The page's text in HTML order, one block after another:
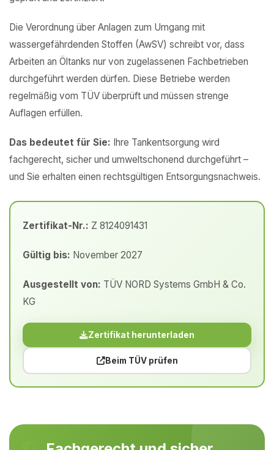
Die Verordnung über Anlagen zum Umgang mit
wassergefährdenden Stoffen (AwSV) schreibt vor, dass
Arbeiten an Öltanks nur von zugelassenen Fachbetrieben
durchgeführt werden dürfen. Diese Betriebe werden
regelmäßig vom TÜV überprüft und müssen strenge
Auflagen erfüllen.
Das bedeutet für Sie: Ihre Tankentsorgung wird
fachgerecht, sicher und umweltschonend durchgeführt –
und Sie erhalten einen rechtsgültigen Entsorgungsnachweis.
Zertifikat-Nr.: Z 8124091431
Gültig bis: November 2027
Ausgestellt von: TÜV NORD Systems GmbH & Co.
KG
Zertifikat herunterladen
Beim TÜV prüfen